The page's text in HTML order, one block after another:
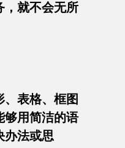
，就不会无所
表格、框图
够用简洁的语
办法或思